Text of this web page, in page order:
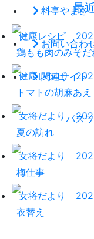
料亭やまさ
お問い合わ
関連サイト
パス
最
健康レシピ
鶏もも肉のみそだ
健康レシピ
トマトの胡麻あえ
女将だより
夏の訪れ
女将だより
梅仕事
女将だより
衣替え